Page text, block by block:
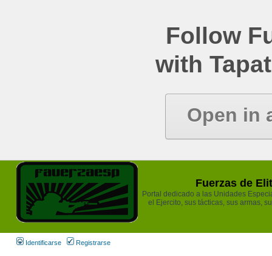
Follow
with
Open in
Fuerzas de
Portal dedicado a las Unidades
el Ejercito, sus tácticas, sus armas,
Identificarse Registrarse